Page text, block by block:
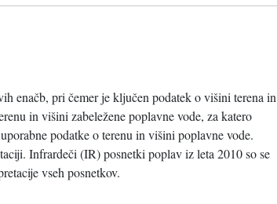
enačb, pri čemer je ključen podatek o višini terena in
in višini zabeležene poplavne vode, za katero
podatke o terenu in višini poplavne vode.
Infrardeči (IR) posnetki poplav iz leta 2010 so se
vseh posnetkov.